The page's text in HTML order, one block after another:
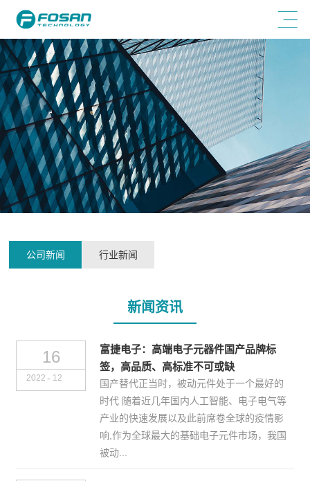
公司新闻 行业新闻
新闻资讯
16
2022 - 12
富捷电子：高端电子元器件国产品牌标
签，高品质、高标准不可或缺
国产替代正当时，被动元件处于一个最好的
时代 随着近几年国内人工智能、电子电气等
产业的快速发展以及此前席卷全球的疫情影
响,作为全球最大的基础电子元件市场，我国
被动...